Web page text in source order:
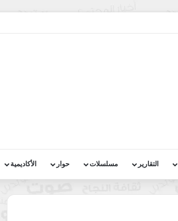
التقارير مسلسلات حوار الأكاديمية